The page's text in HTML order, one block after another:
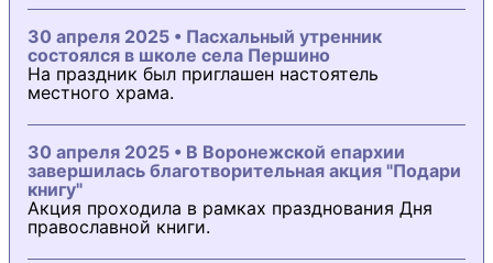
30 апреля 2025 • Пасхальный утренник
состоялся в школе села Першино
На праздник был приглашен настоятель
местного храма.
30 апреля 2025 • В Воронежской епархии
завершилась благотворительная акция "Подари
книгу"
Акция проходила в рамках празднования Дня
православной книги.